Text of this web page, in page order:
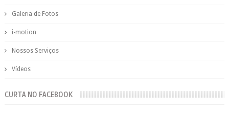
Galeria de Fotos
i-motion
Nossos Serviços
Vídeos
CURTA NO FACEBOOK